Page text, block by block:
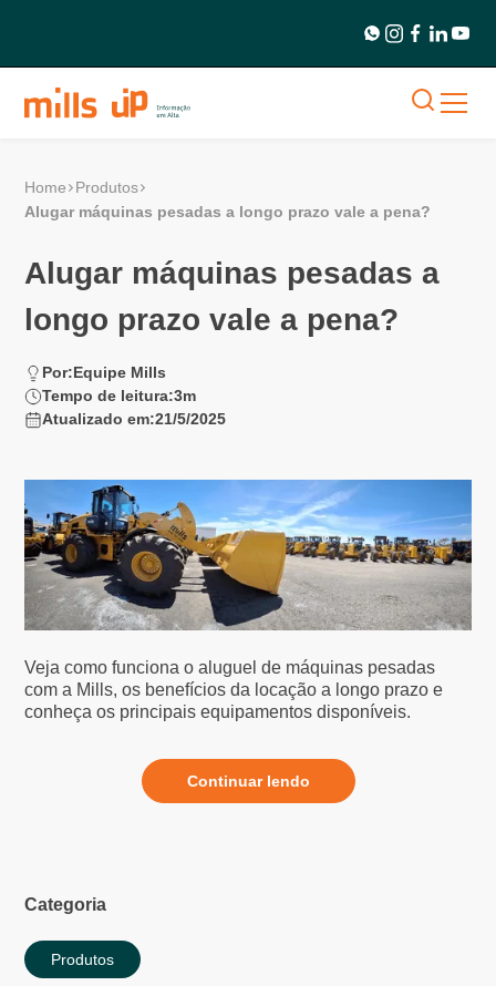
Home
Produtos
Alugar máquinas pesadas a longo prazo vale a pena?
Alugar máquinas pesadas a
longo prazo vale a pena?
Por:Equipe Mills
Tempo de leitura:3m
Atualizado em:21/5/2025
Categoria
Produtos
Veja como funciona o aluguel de máquinas pesadas
com a Mills, os benefícios da locação a longo prazo e
conheça os principais equipamentos disponíveis.
Continuar lendo